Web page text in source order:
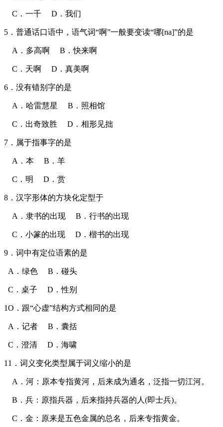
C．一千 D．我们
5．普通话口语中，语气词“啊”一般要变读“哪[na]”的是
A．多高啊 B．快来啊
C．天啊 D．真美啊
6．没有错别字的是
A．哈雷慧星 B．照相馆
C．出奇致胜 D．相形见拙
7．属于指事字的是
A．本 B．羊
C．明 D．赏
8．汉字形体的方块化定型于
A．隶书的出现 B．行书的出现
C．小篆的出现 D．楷书的出现
9．词中有定位语素的是
A．绿色 B．碰头
C．桌子 D．性别
1O．跟“心虚”结构方式相同的是
A．记者 B．囊括
C．澄清 D．海啸
11．词义变化类型属于词义缩小的是
A．河：原本专指黄河，后来成为通名，泛指一切江河。
B．兵：原指兵器，后来指持兵器的人(即士兵)。
C．金：原来是五色金属的总名，后来专指黄金。